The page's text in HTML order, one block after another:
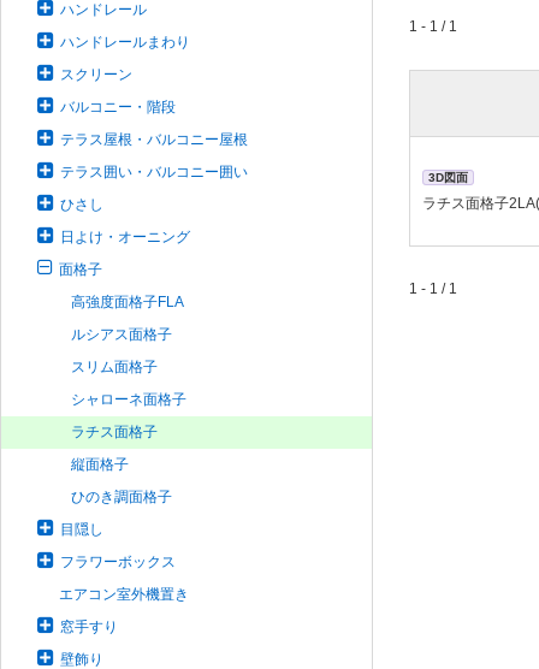
ハンドレール
ハンドレールまわり
スクリーン
バルコニー・階段
テラス屋根・バルコニー屋根
テラス囲い・バルコニー囲い
ひさし
日よけ・オーニング
面格子
高強度面格子FLA
ルシアス面格子
スリム面格子
シャローネ面格子
ラチス面格子
縦面格子
ひのき調面格子
目隠し
フラワーボックス
エアコン室外機置き
窓手すり
壁飾り
1 - 1 / 1
3D図面
ラチス面格子
1 - 1 / 1